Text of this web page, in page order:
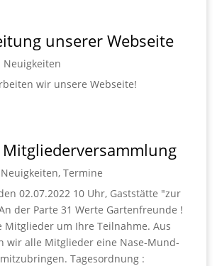
unserer Webseite
Neuigkeiten
wir unsere Webseite!
Neuigkeiten, Termine
02.07.2022 10 Uhr, Gaststätte "zur
der Parte 31 Werte Gartenfreunde !
Mitglieder um Ihre Teilnahme. Aus
wir alle Mitglieder eine Nase-Mund-
Tagesordnung :